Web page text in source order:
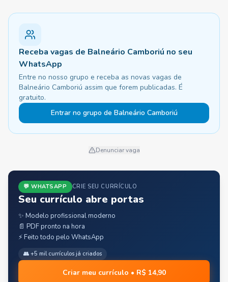
Receba vagas de Balneário Camboriú no seu
WhatsApp
Entre no nosso grupo e receba as novas vagas de
Balneário Camboriú assim que forem publicadas. É
gratuito.
Entrar no grupo de Balneário Camboriú
Denunciar vaga
💬 WHATSAPP CRIE SEU CURRÍCULO
Seu currículo abre portas
✨ Modelo profissional moderno
📄 PDF pronto na hora
⚡ Feito todo pelo WhatsApp
👥 +5 mil currículos já criados
Criar meu currículo • R$ 14,90